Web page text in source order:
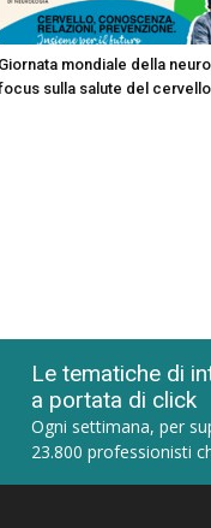
Giornata mondiale della
sulla salute del cervello
Le tematiche di
a portata di click
Ogni settimana, per
23.800 professionisti